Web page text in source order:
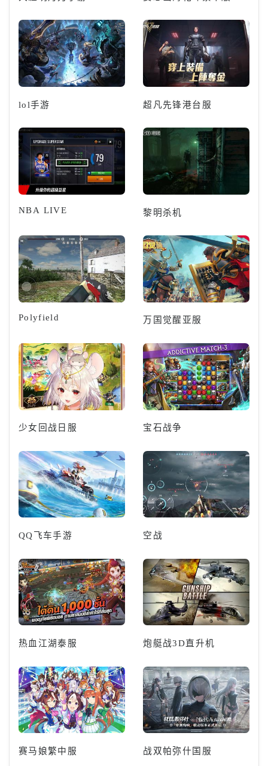
lol手游 超凡先锋港台服
NBA LIVE 黎明杀机
Polyfield 万国觉醒亚服
少女回战日服 宝石战争
QQ飞车手游 空战
热血江湖泰服 炮艇战3D直升机
赛马娘繁中服 战双帕弥什国服